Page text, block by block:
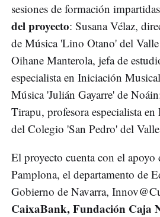
sesiones de formación
del proyecto: Susana Vélaz,
de Música 'Lino Otano' del
Oihane Manterola, jefa de
especialista en Iniciación
Música 'Julián Gayarre' de
Tirapu, profesora especialista
del Colegio 'San Pedro' del
El proyecto cuenta con el
Pamplona, el departamento de
Gobierno de Navarra,
CaixaBank, Fundación Caja